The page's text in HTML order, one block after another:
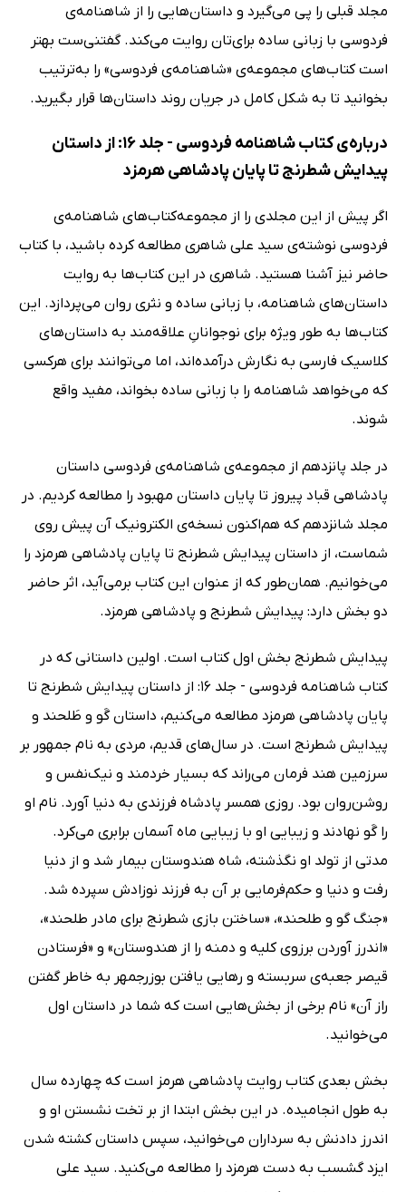
مجلد قبلی را پی می‌گیرد و داستان‌هایی را از شاهنامه‌ی
فردوسی با زبانی ساده برای‌تان روایت می‌کند. گفتنی‌ست بهتر
است کتاب‌های مجموعه‌ی «شاهنامه‌ی فردوسی» را به‌ترتیب
بخوانید تا به شکل کامل در جریان روند داستان‌ها قرار بگیرید.
درباره‌ی کتاب شاهنامه فردوسی - جلد 16: از داستان
پیدایش شطرنج تا پایان پادشاهی هرمزد
اگر پیش از این مجلدی را از مجموعه‌کتاب‌های شاهنامه‌ی
فردوسی نوشته‌ی سید علی شاهری مطالعه کرده باشید، با کتاب
حاضر نیز آشنا هستید. شاهری در این کتاب‌ها به روایت
داستان‌های شاهنامه، با زبانی ساده و نثری روان می‌پردازد. این
کتاب‌ها به طور ویژه برای نوجوانانِ علاقه‌مند به داستان‌های
کلاسیک فارسی به نگارش درآمده‌اند، اما می‌توانند برای هرکسی
که می‌خواهد شاهنامه را با زبانی ساده بخواند، مفید واقع
شوند.
در جلد پانزدهم از مجموعه‌ی شاهنامه‌ی فردوسی داستان
پادشاهی قباد پیروز تا پایان داستان مهبود را مطالعه کردیم. در
مجلد شانزدهم که هم‌اکنون نسخه‌ی الکترونیک آن پیش روی
شماست، از داستان پیدایش شطرنج تا پایان پادشاهی هرمزد را
می‌خوانیم. همان‌طور که از عنوان این کتاب برمی‌آید، اثر حاضر
دو بخش دارد: پیدایش شطرنج و پادشاهی هرمزد.
پیدایش شطرنج بخش اول کتاب است. اولین داستانی که در
کتاب شاهنامه فردوسی - جلد 16: از داستان پیدایش شطرنج تا
پایان پادشاهی هرمزد مطالعه می‌کنیم، داستان گَو و طَلحند و
پیدایش شطرنج است. در سال‌های قدیم، مردی به نام جمهور بر
سرزمین هند فرمان می‌راند که بسیار خردمند و نیک‌‌نفس و
روشن‌روان بود. روزی همسر پادشاه فرزندی به دنیا آورد. نام او
را گَو نهادند و زیبایی او با زیبایی ماه آسمان برابری می‌کرد.
مدتی از تولد او نگذشته، شاه هندوستان بیمار شد و از دنیا
رفت و دنیا و حکم‌فرمایی بر آن به فرزند نوزادش سپرده شد.
«جنگ گو و طلحند»، «ساختن بازی شطرنج برای مادر طلحند»،
«اندرز آوردن برزوی کلیه و دمنه را از هندوستان» و «فرستادن
قیصر جعبه‌ی سربسته و رهایی‌ یافتن بوزرجمهر به خاطر گفتن
راز آن» نام برخی از بخش‌هایی است که شما در داستان اول
می‌خوانید.
بخش بعدی کتاب روایت پادشاهی هرمز است که چهارده سال
به طول انجامیده. در این بخش ابتدا از بر تخت نشستن او و
اندرز دادنش به سرداران می‌خوانید، سپس داستان کشته شدن
ایزد گشسب به دست هرمزد را مطالعه می‌کنید. سید علی